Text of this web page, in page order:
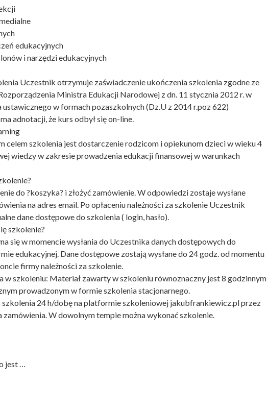
edukacyjnych
i narzędzi edukacyjnych
Uczestnik otrzymuje zaświadczenie ukończenia szkolenia zgodne ze
Ministra Edukacji Narodowej z dn. 11 stycznia 2012 r. w
ustawicznego w formach pozaszkolnych (Dz.U z 2014 r.poz 622)
adnotacji, że kurs odbył się on-line.
celem szkolenia jest dostarczenie rodzicom i opiekunom dzieci w wieku 4
wiedzy w zakresie prowadzenia edukacji finansowej w warunkach
do ?koszyka? i złożyć zamówienie. W odpowiedzi zostaje wysłane
na adres email. Po opłaceniu należności za szkolenie Uczestnik
dane dostępowe do szkolenia ( login, hasło).
szkolenie?
się w momencie wysłania do Uczestnika danych dostępowych do
edukacyjnej. Dane dostępowe zostają wysłane do 24 godz. od momentu
firmy należności za szkolenie.
w szkoleniu: Materiał zawarty w szkoleniu równoznaczny jest 8 godzinnym
prowadzonym w formie szkolenia stacjonarnego.
24 h/dobę na platformie szkoleniowej jakubfrankiewicz.pl przez
zamówienia. W dowolnym tempie można wykonać szkolenie.
jest …